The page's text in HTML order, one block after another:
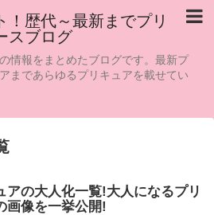
！歴代～最新までプリ
スブログ
情報をまとめたブログです。最新プ
まであらゆるプリキュアを載せてい
アの大人化一覧!大人になるプリ
画像を一挙公開!